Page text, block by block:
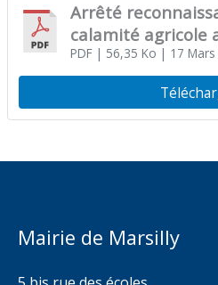
Arrêté
calamité agricole
par les
Maritime
PDF| 56,35 Ko | 17
Mairie de Marsilly